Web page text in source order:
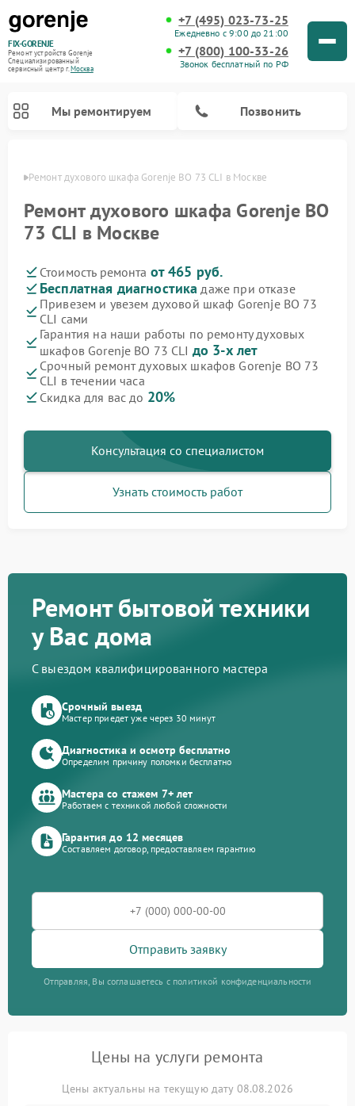
FIX-GORENJE
Ремонт устройств Gorenje
Специализированный
cервисный центр г.Москва
+7 (495) 023-73-25
Ежедневно с 9:00 до 21:00
+7 (800) 100-33-26
Звонок бесплатный по РФ
Мы ремонтируем Позвонить
Ремонт духового шкафа Gorenje BO 73 CLI в Москве
Ремонт духового шкафа Gorenje BO
73 CLI в Москве
Стоимость ремонта от 465 руб.
Бесплатная диагностика даже при отказе
Привезем и увезем духовой шкаф Gorenje BO 73
CLI сами
Гарантия на наши работы по ремонту духовых
шкафов Gorenje BO 73 CLI до 3-х лет
Срочный ремонт духовых шкафов Gorenje BO 73
CLI в течении часа
Скидка для вас до 20%
Консультация со специалистом
Узнать стоимость работ
Ремонт бытовой техники
у Вас дома
С выездом квалифицированного мастера
Срочный выезд
Мастер приедет уже через 30 минут
Диагностика и осмотр бесплатно
Определим причину поломки бесплатно
Мастера со стажем 7+ лет
Работаем с техникой любой сложности
Гарантия до 12 месяцев
Составляем договор, предоставляем гарантию
Отправить заявку
Отправляя, Вы соглашаетесь с политикой конфиденциальности
Цены на услуги ремонта
Цены актуальны на текущую дату 08.08.2026